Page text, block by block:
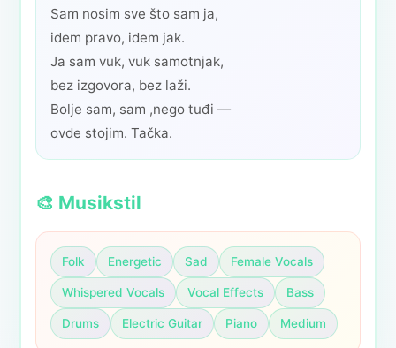
Sam nosim sve što sam ja,
idem pravo, idem jak.
Ja sam vuk, vuk samotnjak,
bez izgovora, bez laži.
Bolje sam, sam ,nego tuđi —
🎨 Musikstil
Folk Energetic Sad Female Vocals
Whispered Vocals Vocal Effects Bass
Drums Electric Guitar Piano Medium